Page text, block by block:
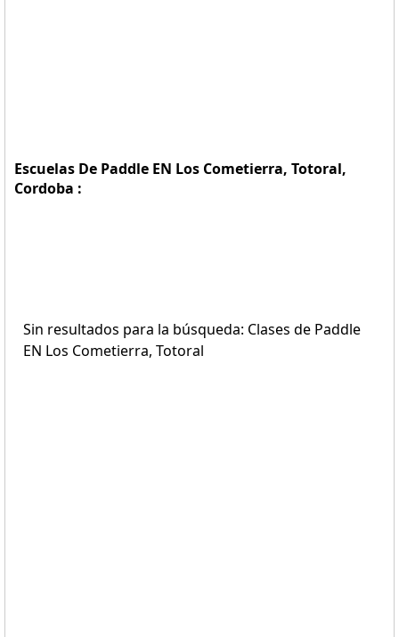
Escuelas De Paddle EN Los Cometierra, Totoral,
Cordoba :
Sin resultados para la búsqueda: Clases de Paddle
EN Los Cometierra, Totoral